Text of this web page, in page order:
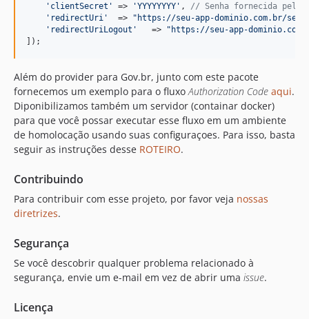
' clientSecret ' => 'YYYYYYYY ' , // Senha fornecida pelo
' redirectUri '
  =>
" https://seu-app-dominio.com.br/
' redirectUriLogout '
   =>
" https://seu-app-
]);
Além do provider para Gov.br, junto com este pacote
fornecemos um exemplo para o fluxo Authorization Code aqui.
Diponibilizamos também um servidor (containar docker)
para que você possar executar esse fluxo em um ambiente
de homolocação usando suas configuraçoes. Para isso, basta
seguir as instruções desse ROTEIRO.
Contribuindo
Para contribuir com esse projeto, por favor veja nossas
diretrizes.
Segurança
Se você descobrir qualquer problema relacionado à
segurança, envie um e-mail em vez de abrir uma issue.
Licença